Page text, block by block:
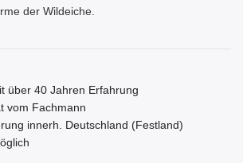
der Wildeiche.
über 40 Jahren Erfahrung
vom Fachmann
innerh. Deutschland (Festland)